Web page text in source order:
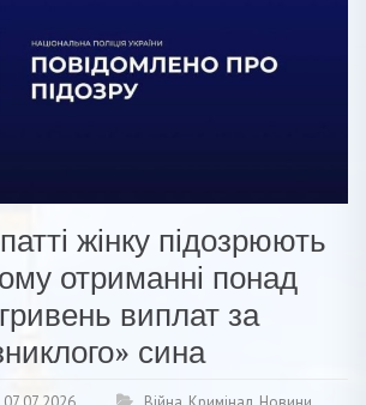
жінку підозрюють
отриманні понад
виплат за
сина